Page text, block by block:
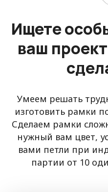
Ищете
ваш
Умеем решать
изготовить рамки
Сделаем рамки
нужный вам цвет,
вами петли при
партии от 10